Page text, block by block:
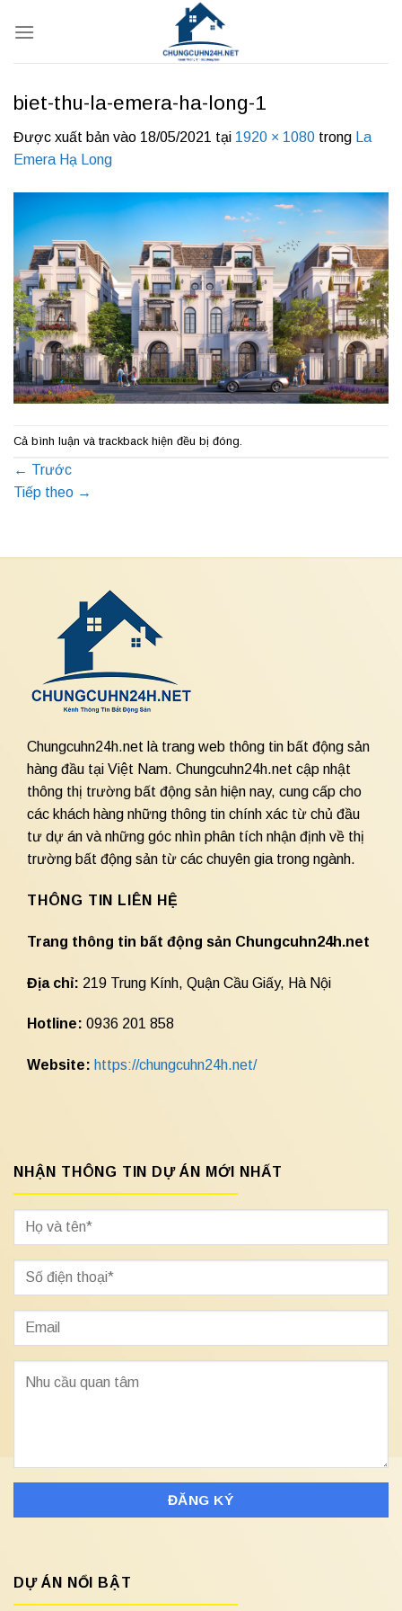
qua
biet-thu-la-emera-ha-long-1
Được xuất bản vào 18/05/2021 tại 1920 × 1080 trong
La
Emera Hạ Long
Cả bình luận và trackback hiện đều bị đóng.
← Trước
Tiếp theo →
Chungcuhn24h.net là trang web thông tin bất động sản
hàng đầu tại Việt Nam. Chungcuhn24h.net cập nhật
thông thị trường bất động sản hiện nay, cung cấp cho
các khách hàng những thông tin chính xác từ chủ đầu
tư dự án và những góc nhìn phân tích nhận định về thị
trường bất động sản từ các chuyên gia trong ngành.
THÔNG TIN LIÊN HỆ
Trang thông tin bất động sản Chungcuhn24h.net
Địa chỉ: 219 Trung Kính, Quận Cầu Giấy, Hà Nội
Hotline: 0936 201 858
Website: https://chungcuhn24h.net/
NHẬN THÔNG TIN DỰ ÁN MỚI NHẤT
DỰ ÁN NỔI BẬT